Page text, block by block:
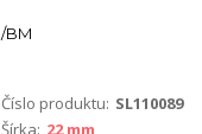
/BM
Číslo produktu: SL110089
Šírka: 22 mm